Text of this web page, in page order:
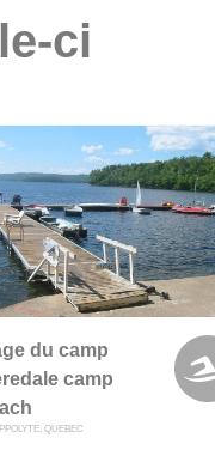
ci
du camp
camp
QUEBEC